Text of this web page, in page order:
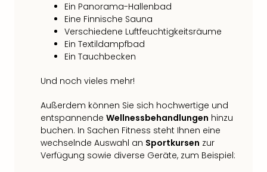
Ein Panorama-Hallenbad
Eine Finnische Sauna
Verschiedene Luftfeuchtigkeitsräume
Ein Textildampfbad
Ein Tauchbecken
Und noch vieles mehr!
Außerdem können Sie sich hochwertige und
entspannende Wellnessbehandlungen hinzu
buchen. In Sachen Fitness steht Ihnen eine
wechselnde Auswahl an Sportkursen zur
Verfügung sowie diverse Geräte, zum Beispiel: